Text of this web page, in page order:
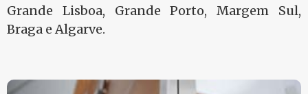
Grande Lisboa, Grande Porto, Margem Sul,
Braga e Algarve.